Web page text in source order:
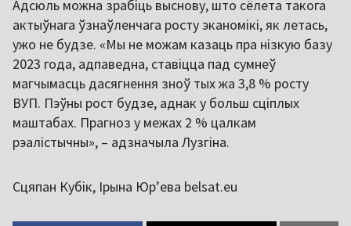
Адсюль можна зрабіць выснову, што сёлета такога
актыўнага ўзнаўленчага росту эканомікі, як летась,
ужо не будзе. «Мы не можам казаць пра нізкую базу
2023 года, адпаведна, ставіцца пад сумнеў
магчымасць дасягнення зноў тых жа 3,8 % росту
ВУП. Пэўны рост будзе, аднак у больш сціплых
маштабах. Прагноз у межах 2 % цалкам
рэалістычны», – адзначыла Лузгіна.
Сцяпан Кубік, Ірына Юр’ева belsat.eu